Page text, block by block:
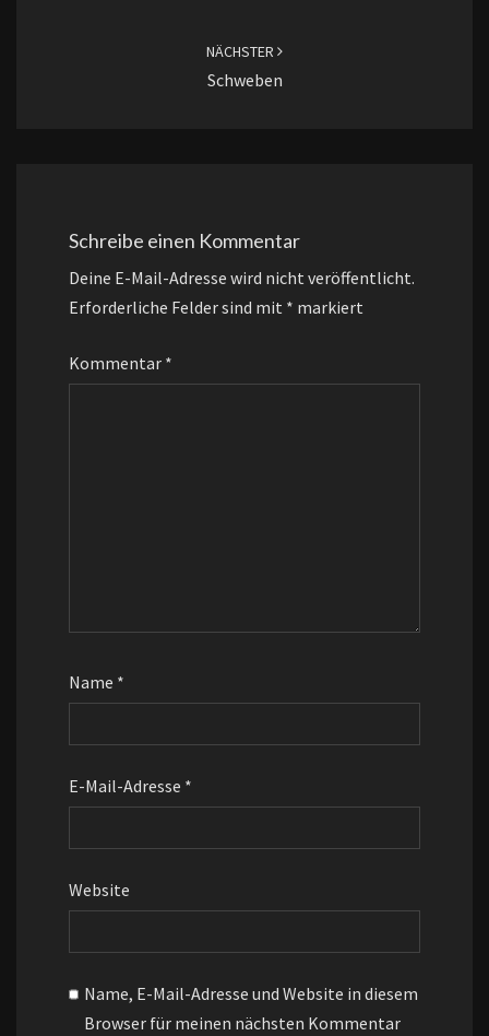
NÄCHSTER
Schweben
Schreibe einen Kommentar
Deine E-Mail-Adresse wird nicht veröffentlicht.
Erforderliche Felder sind mit * markiert
Kommentar *
Name *
E-Mail-Adresse *
Website
Name, E-Mail-Adresse und Website in diesem
Browser für meinen nächsten Kommentar